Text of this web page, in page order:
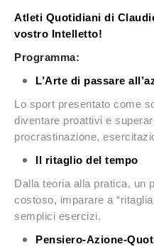
Atleti Quotidiani di
vostro Intelletto!
Programma:
L’Arte di passare
Lo sport presentato come
diventare proattivi e
procrastinazione,
Il ritaglio del tempo
Dalla teoria alla pratica, un
costoso, imparare a
semplici esercizi.
Pensiero-Azione-